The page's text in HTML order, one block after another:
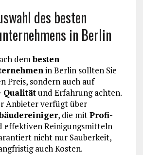
des besten
in Berlin
dembesten
in Berlin sollten Sie
Preis, sondern auch auf
Qualitätund Erfahrung achten.
Anbieter verfügt über
, die mitProfi-
effektiven Reinigungsmitteln
nicht nur Sauberkeit,
auch Kosten.